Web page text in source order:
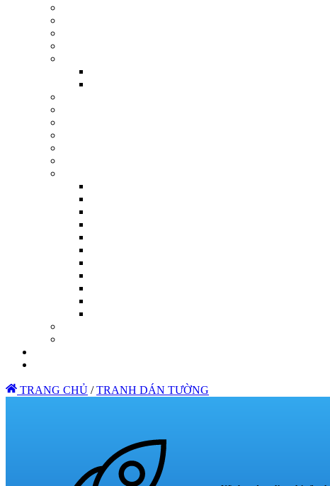
TRANG CHỦ / TRANH DÁN TƯỜNG